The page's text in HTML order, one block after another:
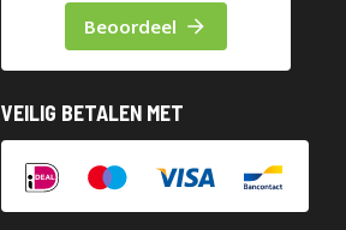
Beoordeel
VEILIG BETALEN MET